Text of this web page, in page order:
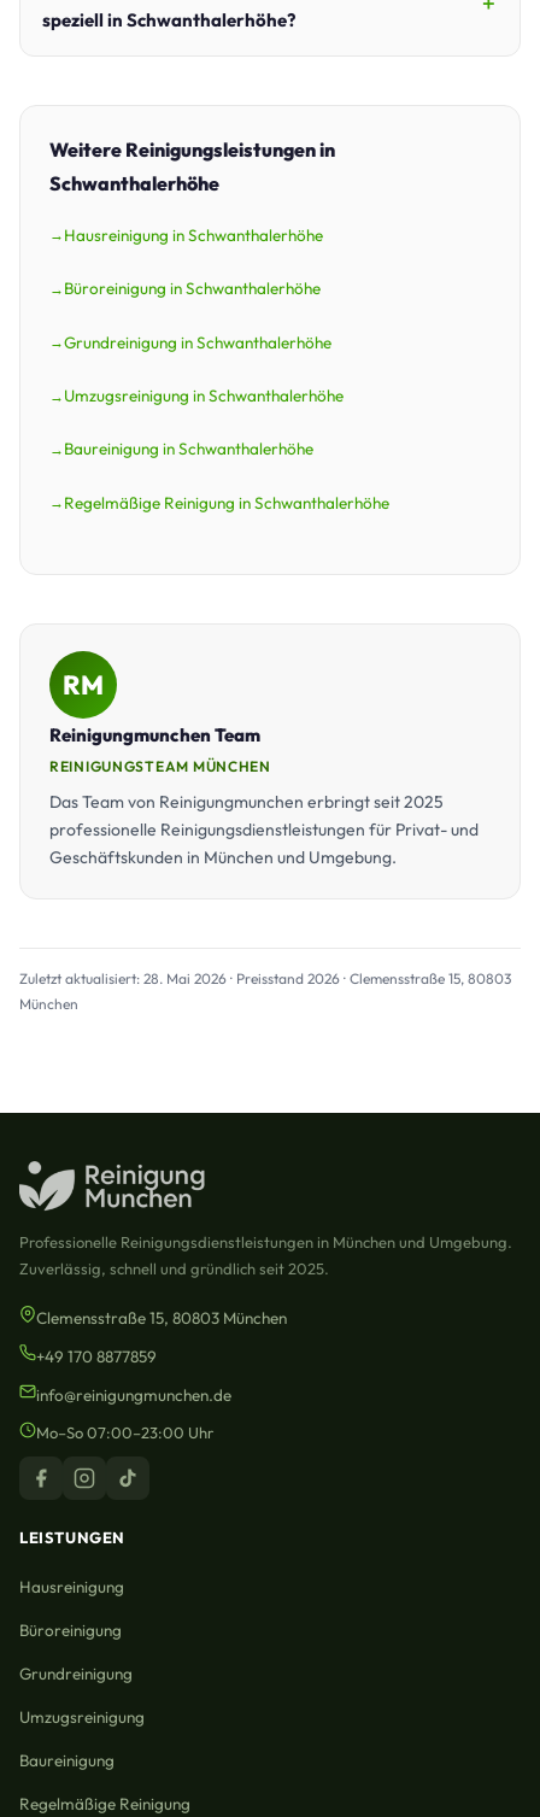
speziell in Schwanthalerhöhe?
Weitere Reinigungsleistungen in
Schwanthalerhöhe
Hausreinigung in Schwanthalerhöhe
Büroreinigung in Schwanthalerhöhe
Grundreinigung in Schwanthalerhöhe
Umzugsreinigung in Schwanthalerhöhe
Baureinigung in Schwanthalerhöhe
Regelmäßige Reinigung in Schwanthalerhöhe
RM
Reinigungmunchen Team
REINIGUNGSTEAM MÜNCHEN
Das Team von Reinigungmunchen erbringt seit 2025
professionelle Reinigungsdienstleistungen für Privat- und
Geschäftskunden in München und Umgebung.
Zuletzt aktualisiert: 28. Mai 2026 · Preisstand 2026 · Clemensstraße 15, 80803
München
Professionelle Reinigungsdienstleistungen in München und Umgebung.
Zuverlässig, schnell und gründlich seit 2025.
Clemensstraße 15, 80803 München
+49 170 8877859
info@reinigungmunchen.de
Mo–So 07:00–23:00 Uhr
LEISTUNGEN
Hausreinigung
Büroreinigung
Grundreinigung
Umzugsreinigung
Baureinigung
Regelmäßige Reinigung